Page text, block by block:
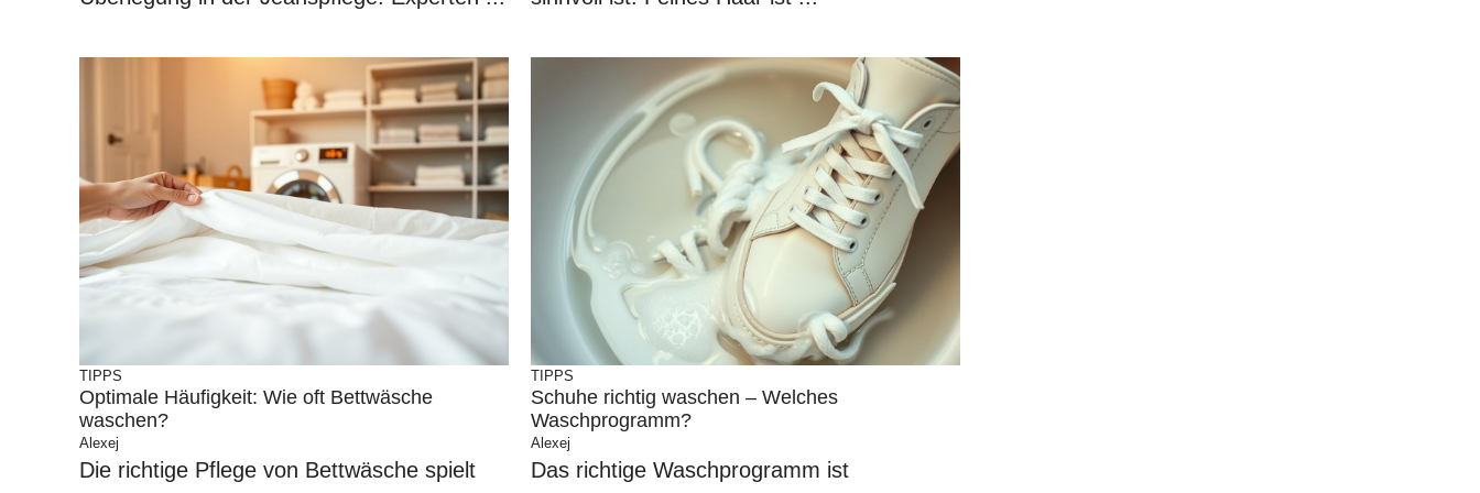
TIPPS
Optimale Häufigkeit: Wie oft Bettwäsche
waschen?
Alexej
Die richtige Pflege von Bettwäsche spielt
TIPPS
Schuhe richtig waschen – Welches
Waschprogramm?
Alexej
Das richtige Waschprogramm ist